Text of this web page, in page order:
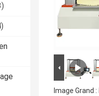
Image Grand :